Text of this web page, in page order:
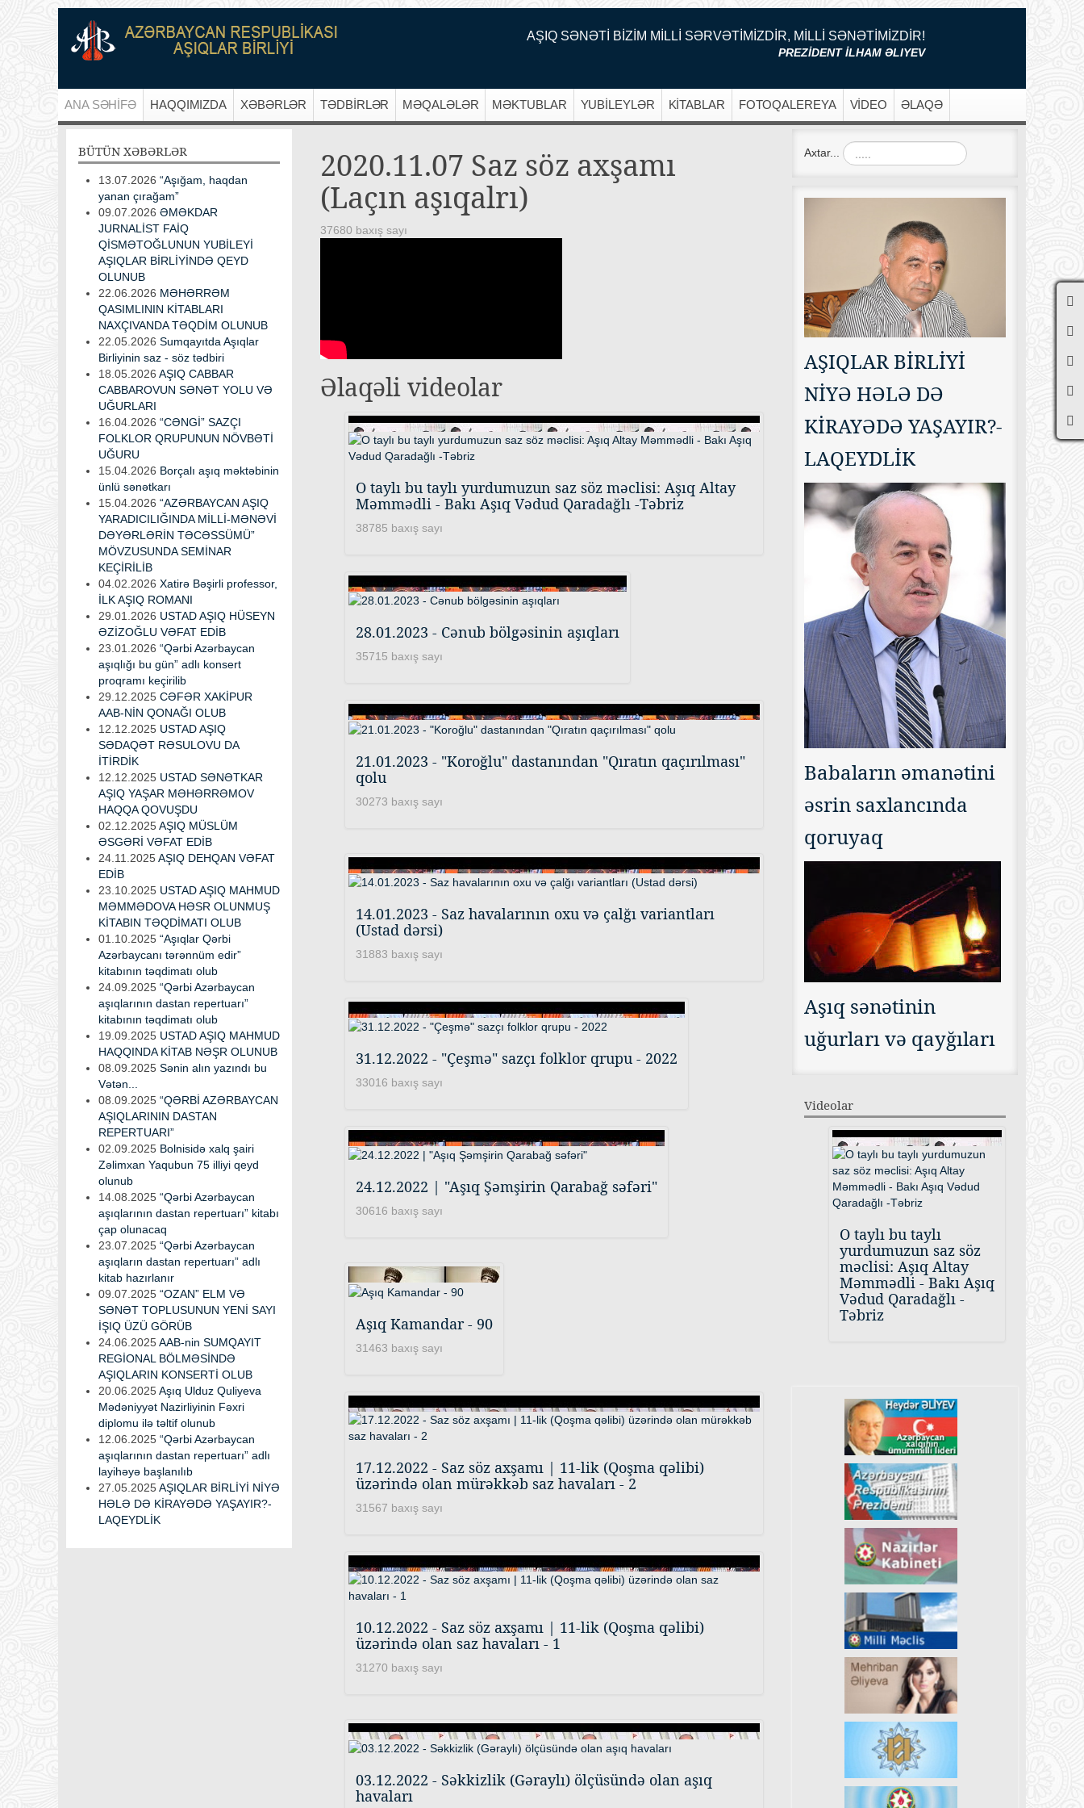
AŞIQ SƏNƏTİ BİZİM MİLLİ SƏRVƏTİMİZDİR, MİLLİ SƏNƏTİMİZDİR!
PREZİDENT İLHAM ƏLIYEV
ANA SƏHİFƏ HAQQIMIZDA XƏBƏRLƏR TƏDBİRLƏR MƏQALƏLƏR MƏKTUBLAR YUBİLEYLƏR KİTABLAR FOTOQALEREYA VİDEO ƏLAQƏ
2020.11.07 Saz söz axşamı
(Laçın aşıqalrı)
37680 baxış sayı
Əlaqəli videolar
O taylı bu taylı yurdumuzun saz söz məclisi: Aşıq Altay
Məmmədli - Bakı Aşıq Vədud Qaradağlı -Təbriz
38785 baxış sayı
28.01.2023 - Cənub bölgəsinin aşıqları
35715 baxış sayı
21.01.2023 - "Koroğlu" dastanından "Qıratın qaçırılması"
qolu
30273 baxış sayı
14.01.2023 - Saz havalarının oxu və çalğı variantları
(Ustad dərsi)
31883 baxış sayı
31.12.2022 - "Çeşmə" sazçı folklor qrupu - 2022
33016 baxış sayı
24.12.2022 | "Aşıq Şəmşirin Qarabağ səfəri"
30616 baxış sayı
Aşıq Kamandar - 90
31463 baxış sayı
17.12.2022 - Saz söz axşamı | 11-lik (Qoşma qəlibi)
üzərində olan mürəkkəb saz havaları - 2
31567 baxış sayı
10.12.2022 - Saz söz axşamı | 11-lik (Qoşma qəlibi)
üzərində olan saz havaları - 1
31270 baxış sayı
03.12.2022 - Səkkizlik (Gəraylı) ölçüsündə olan aşıq
havaları
BÜTÜN XƏBƏRLƏR
13.07.2026 “Aşığam, haqdan
yanan çırağam”
09.07.2026 ƏMƏKDAR
JURNALİST FAİQ
QİSMƏTOĞLUNUN YUBİLEYİ
AŞIQLAR BİRLİYİNDƏ QEYD
OLUNUB
22.06.2026 MƏHƏRRƏM
QASIMLININ KİTABLARI
NAXÇIVANDA TƏQDİM OLUNUB
22.05.2026 Sumqayıtda Aşıqlar
Birliyinin saz - söz tədbiri
18.05.2026 AŞIQ CABBAR
CABBAROVUN SƏNƏT YOLU VƏ
UĞURLARI
16.04.2026 “CƏNGİ” SAZÇI
FOLKLOR QRUPUNUN NÖVBƏTİ
UĞURU
15.04.2026 Borçalı aşıq məktəbinin
ünlü sənətkarı
15.04.2026 “AZƏRBAYCAN AŞIQ
YARADICILIĞINDA MİLLİ-MƏNƏVİ
DƏYƏRLƏRİN TƏCƏSSÜMÜ”
MÖVZUSUNDA SEMİNAR
KEÇİRİLİB
04.02.2026 Xatirə Bəşirli professor,
İLK AŞIQ ROMANI
29.01.2026 USTAD AŞIQ HÜSEYN
ƏZİZOĞLU VƏFAT EDİB
23.01.2026 “Qərbi Azərbaycan
aşıqlığı bu gün” adlı konsert
proqramı keçirilib
29.12.2025 CƏFƏR XAKİPUR
AAB-NİN QONAĞI OLUB
12.12.2025 USTAD AŞIQ
SƏDAQƏT RƏSULOVU DA
İTİRDİK
12.12.2025 USTAD SƏNƏTKAR
AŞIQ YAŞAR MƏHƏRRƏMOV
HAQQA QOVUŞDU
02.12.2025AŞIQ MÜSLÜM
ƏSGƏRİ VƏFAT EDİB
24.11.2025AŞIQ DEHQAN VƏFAT
EDİB
23.10.2025 USTAD AŞIQ MAHMUD
MƏMMƏDOVA HƏSR OLUNMUŞ
KİTABIN TƏQDİMATI OLUB
01.10.2025 “Aşıqlar Qərbi
Azərbaycanı tərənnüm edir”
kitabının təqdimatı olub
24.09.2025 “Qərbi Azərbaycan
aşıqlarının dastan repertuarı”
kitabının təqdimatı olub
19.09.2025 USTAD AŞIQ MAHMUD
HAQQINDA KİTAB NƏŞR OLUNUB
08.09.2025 Sənin alın yazındı bu
Vətən...
08.09.2025 “QƏRBİ AZƏRBAYCAN
AŞIQLARININ DASTAN
REPERTUARI”
02.09.2025 Bolnisidə xalq şairi
Zəlimxan Yaqubun 75 illiyi qeyd
olunub
14.08.2025 “Qərbi Azərbaycan
aşıqlarının dastan repertuarı” kitabı
çap olunacaq
23.07.2025 “Qərbi Azərbaycan
aşıqların dastan repertuarı” adlı
kitab hazırlanır
09.07.2025 “OZAN” ELM VƏ
SƏNƏT TOPLUSUNUN YENİ SAYI
İŞIQ ÜZÜ GÖRÜB
24.06.2025AAB-nin SUMQAYIT
REGİONAL BÖLMƏSİNDƏ
AŞIQLARIN KONSERTİ OLUB
20.06.2025Aşıq Ulduz Quliyeva
Mədəniyyət Nazirliyinin Fəxri
diplomu ilə təltif olunub
12.06.2025 “Qərbi Azərbaycan
aşıqlarının dastan repertuarı” adlı
layihəyə başlanılıb
27.05.2025AŞIQLAR BİRLİYİ NİYƏ
HƏLƏ DƏ KİRAYƏDƏ YAŞAYIR?-
LAQEYDLİK
Axtar...
AŞIQLAR BİRLİYİ
NİYƏ HƏLƏ DƏ
KİRAYƏDƏ YAŞAYIR?-
LAQEYDLİK
Babaların əmanətini
əsrin saxlancında
qoruyaq
Aşıq sənətinin
uğurları və qayğıları
Videolar
O taylı bu taylı
yurdumuzun saz söz
məclisi: Aşıq Altay
Məmmədli - Bakı Aşıq
Vədud Qaradağlı -
Təbriz